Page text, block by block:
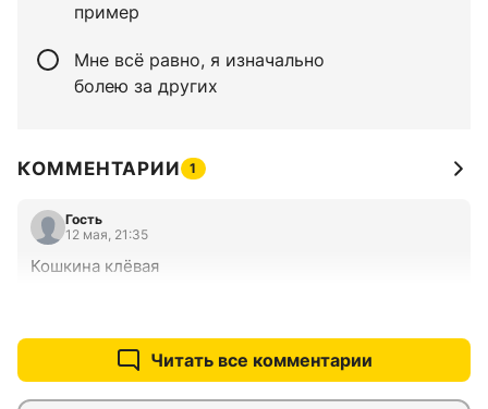
пример
Мне всё равно, я изначально
болею за других
КОММЕНТАРИИ 1
Гость
12 мая, 21:35
Кошкина клёвая
Читать все комментарии